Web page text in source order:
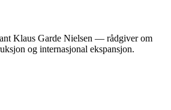
Klaus Garde Nielsen — rådgiver om
og internasjonal ekspansjon.